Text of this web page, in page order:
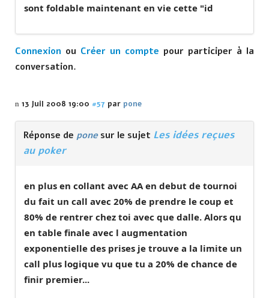
sont foldable maintenant en vie cette "id
Connexion ou Créer un compte pour participer à la
conversation.
13 Juil 2008 19:00 #57 par pone
Réponse de ponesur le sujet Les idées reçues
au poker
en plus en collant avec AA en debut de tournoi
du fait un call avec 20% de prendre le coup et
80% de rentrer chez toi avec que dalle. Alors qu
en table finale avec l augmentation
exponentielle des prises je trouve a la limite un
call plus logique vu que tu a 20% de chance de
finir premier...